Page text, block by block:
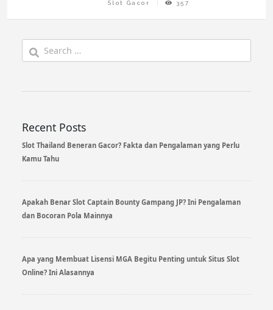
Slot Gacor 357
Search
for:
Recent Posts
Slot Thailand Beneran Gacor? Fakta dan Pengalaman yang Perlu
Kamu Tahu
Apakah Benar Slot Captain Bounty Gampang JP? Ini Pengalaman
dan Bocoran Pola Mainnya
Apa yang Membuat Lisensi MGA Begitu Penting untuk Situs Slot
Online? Ini Alasannya